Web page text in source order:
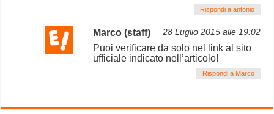
Rispondi a antonio
Marco (staff) 28 Luglio 2015 alle 19:02
Puoi verificare da solo nel link al sito
ufficiale indicato nell’articolo!
Rispondi a Marco